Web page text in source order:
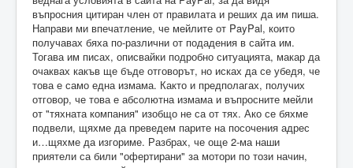
въпросния цитиран член от правилата и реших да им пиша.
Направи ми впечатление, че мейлите от PayPal, които
получавах бяха по-различни от подадения в сайта им.
Тогава им писах, описвайки подробно ситуацията, макар да
очаквах какъв ще бъде отговорът, но исках да се убедя, че
това е само една измама. Както и предполагах, получих
отговор, че това е абсолютна измама и въпросните мейли
от "тяхната компания" изобщо не са от тях. Ако се бяхме
подвели, щяхме да преведем парите на посочения адрес
и…щяхме да изгориме. Разбрах, че още 2-ма наши
приятели са били "офертирани" за мотори по този начин,